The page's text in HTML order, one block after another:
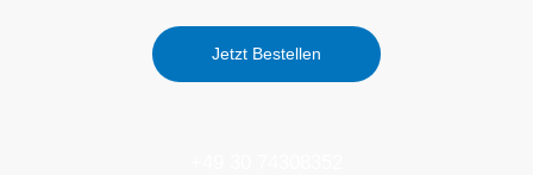
Jetzt Bestellen